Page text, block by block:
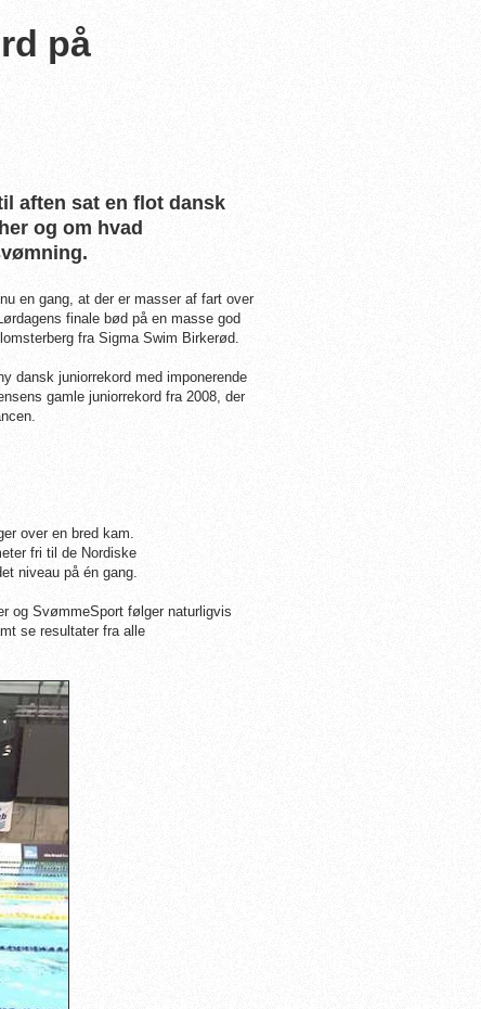
på
aften sat en flot dansk
og om hvad
en gang, at der er masser af fart over
finale bød på en masse god
fra Sigma Swim Birkerød.
dansk juniorrekord med imponerende
gamle juniorrekord fra 2008, der
over en bred kam.
fri til de Nordiske
niveau på én gang.
og SvømmeSport følger naturligvis
se resultater fra alle